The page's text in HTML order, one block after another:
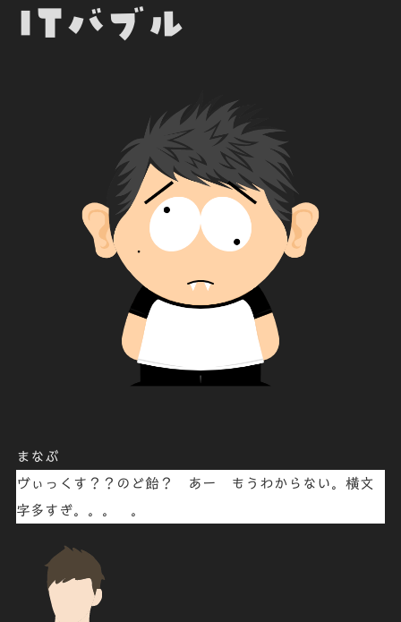
ITバブル
まなぶ
ヴぃっくす？？のど飴？
あー もうわからない。横文
字多すぎ。。。 。